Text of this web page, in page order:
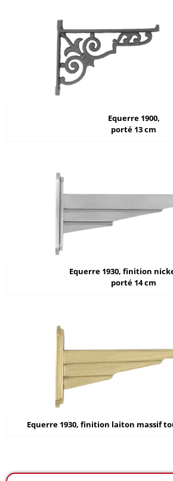
Equerre 1900,
porté 13 cm
Equerre 1930, finition
porté 14 cm
Equerre 1930, finition laiton massif